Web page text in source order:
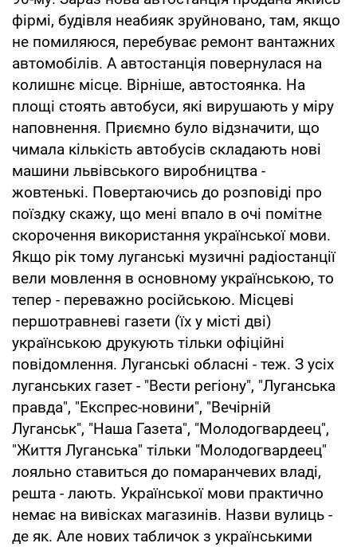
фірмі, будівля неабияк зруйновано, там, якщо
не помиляюся, перебуває ремонт вантажних
автомобілів. А автостанція повернулася на
колишнє місце. Вірніше, автостоянка. На
площі стоять автобуси, які вирушають у міру
наповнення. Приємно було відзначити, що
чимала кількість автобусів складають нові
машини львівського виробництва -
жовтенькі. Повертаючись до розповіді про
поїздку скажу, що мені впало в очі помітне
скорочення використання української мови.
Якщо рік тому луганські музичні радіостанції
вели мовлення в основному українською, то
тепер - переважно російською. Місцеві
першотравневі газети (їх у місті дві)
українською друкують тільки офіційні
повідомлення. Луганські обласні - теж. З усіх
луганських газет - "Вести регіону", "Луганська
правда", "Експрес-новини", "Вечірній
Луганськ", "Наша Газета", "Молодогвардеец",
"Життя Луганська" тільки "Молодогвардеец"
лояльно ставиться до помаранчевих владі,
решта - лають. Української мови практично
немає на вивісках магазинів. Назви вулиць -
де як. Але нових табличок з українськими